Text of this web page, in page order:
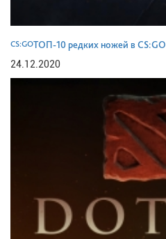
CS:GOТОП-10 редких ножей в CS:GO
24.12.2020